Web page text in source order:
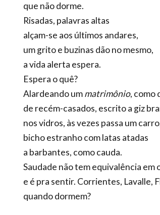
que não dorme.
Risadas, palavras altas
alçam-se aos últimos andares,
um grito e buzinas dão no mesmo,
a vida alerta espera.
Espera o quê?
Alardeando ummatrimônio, como
de recém-casados, escrito a giz
nos vidros, às vezes passa um
bicho estranho com latas atadas
a barbantes, como cauda.
Saudade não tem equivalência em
e é pra sentir. Corrientes, Lavalle,
quando dormem?